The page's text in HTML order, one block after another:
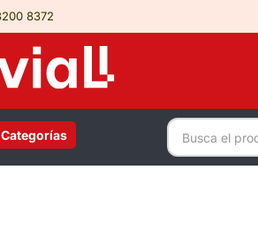
8372